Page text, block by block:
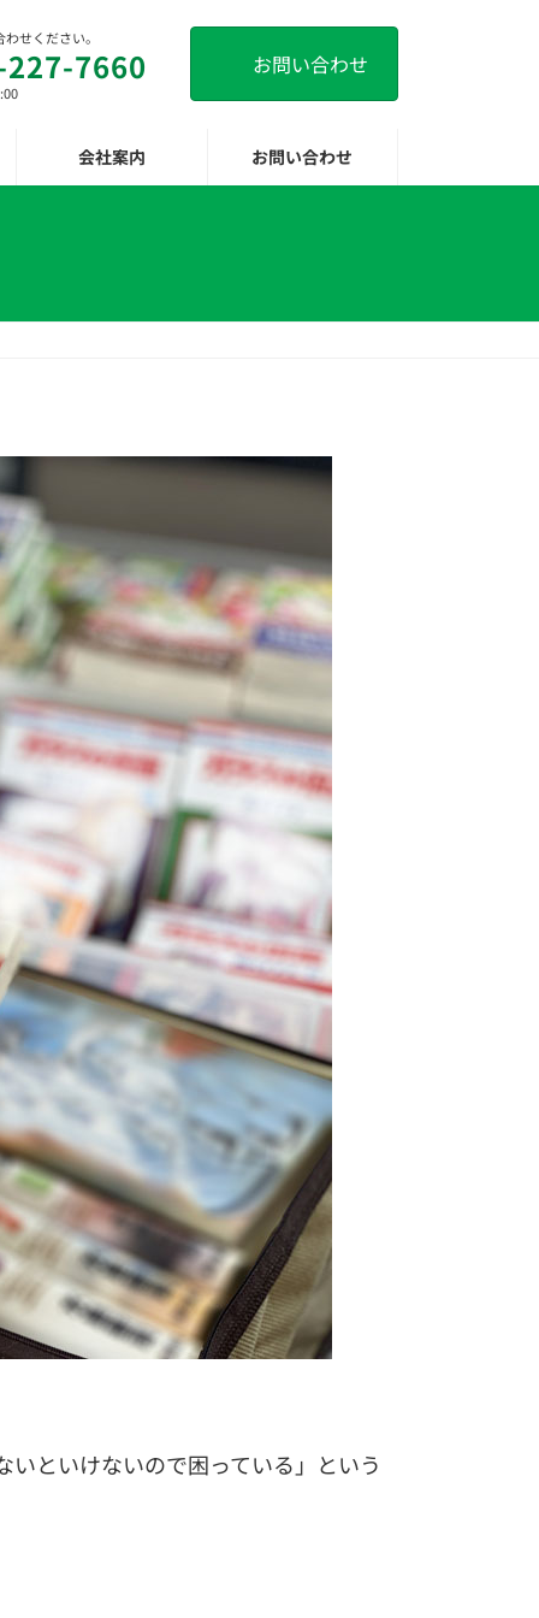
せください。
7660 お問い合わせ
会社案内 お問い合わせ
といけないので困っている」という